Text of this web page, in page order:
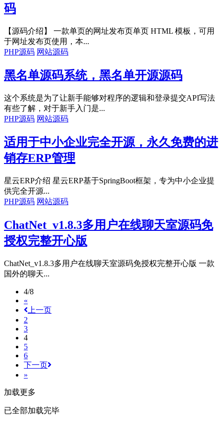
码
【源码介绍】 一款单页的网址发布页单页 HTML 模板，可用
于网址发布页使用，本...
PHP源码 网站源码
黑名单源码系统，黑名单开源源码
这个系统是为了让新手能够对程序的逻辑和登录提交API写法
有些了解，对于新手入门是...
PHP源码 网站源码
适用于中小企业完全开源，永久免费的进
销存ERP管理
星云ERP介绍 星云ERP基于SpringBoot框架，专为中小企业提
供完全开源...
PHP源码 网站源码
ChatNet_v1.8.3多用户在线聊天室源码免
授权完整开心版
ChatNet_v1.8.3多用户在线聊天室源码免授权完整开心版 一款
国外的聊天...
4/8
«
上一页
2
3
4
5
6
下一页
»
加载更多
已全部加载完毕